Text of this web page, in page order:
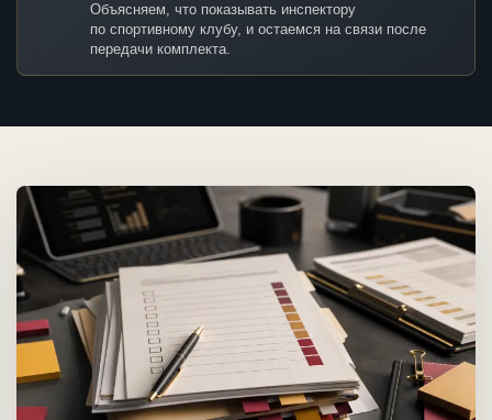
Объясняем, что показывать инспектору
по спортивному клубу, и остаемся на связи после
передачи комплекта.